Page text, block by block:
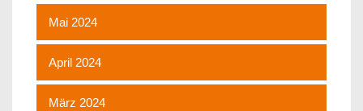
Mai 2024
April 2024
März 2024